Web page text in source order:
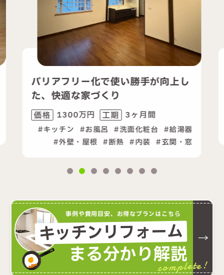
フリー化で使い勝手が向上し
適な家づくり
1300万円 工期 3ヶ月間
お風呂 洗面化粧台
給湯器
断熱 内装 玄関・窓
2世帯の暮
事例や費用目安、お得なプランはこちら
キッチンリフォーム
まる分かり解説
complete!